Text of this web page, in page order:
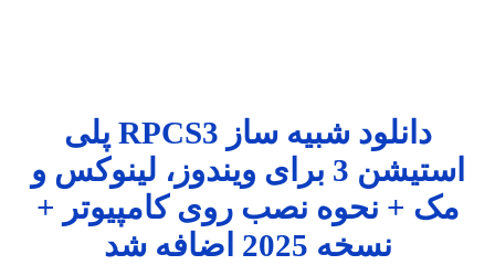
دانلود شبیه ساز RPCS3 پلی
استیشن 3 برای ویندوز، لینوکس و
مک + نحوه نصب روی کامپیوتر +
نسخه 2025 اضافه شد